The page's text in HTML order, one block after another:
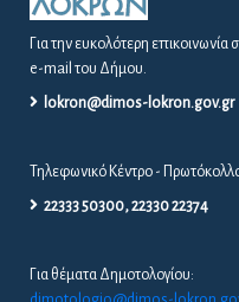
Για την ευκολότερη
e-mail του Δήμου.
lokron@dimos-lokron.gov.gr
Τηλεφωνικό Κέντρο -
22333 50300, 22330 22374
Για θέματα Δημοτολογίου: